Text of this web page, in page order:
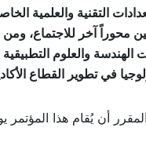
التقنية والعلمية
محوراً آخر للاجتماع،
الهندسة والعلوم
في تطوير القطاع
أن يُقام هذا المؤتمر يومي 17-18 حزيران 2026